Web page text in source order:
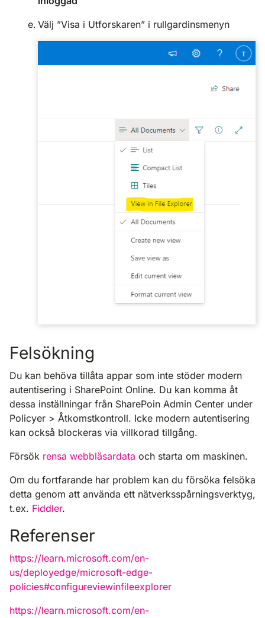
Välj ”Visa i Utforskaren” i rullgardinsmenyn
Felsökning
Du kan behöva tillåta appar som inte stöder modern
autentisering i SharePoint Online. Du kan komma åt
dessa inställningar från SharePoin Admin Center under
Policyer > Åtkomstkontroll. Icke modern autentisering
kan också blockeras via villkorad tillgång.
Försök rensa webbläsardata och starta om maskinen.
Om du fortfarande har problem kan du försöka felsöka
detta genom att använda ett nätverksspårningsverktyg,
t.ex. Fiddler.
Referenser
https://learn.microsoft.com/en-
us/deployedge/microsoft-edge-
policies#configureviewinfileexplorer
https://learn.microsoft.com/en-